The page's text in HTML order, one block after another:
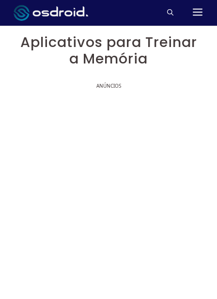
Pular
para
o
conteúdoAplicativos para Treinar
a Memória
ANÚNCIOS